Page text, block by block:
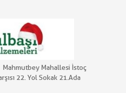
Mahmutbey Mahallesi İstoç
22. Yol Sokak 21.Ada